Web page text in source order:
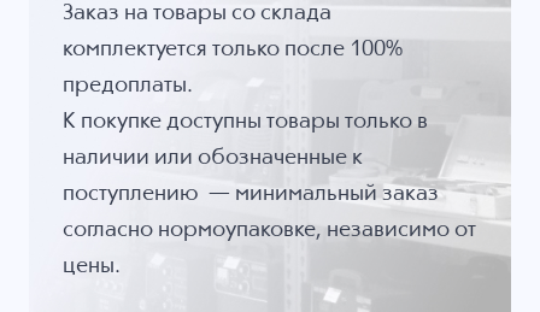
Заказ на товары со склада
комплектуется только после 100%
предоплаты.
К покупке доступны товары только в
наличии или обозначенные к
поступлению — минимальный заказ
согласно нормоупаковке, независимо от
цены.